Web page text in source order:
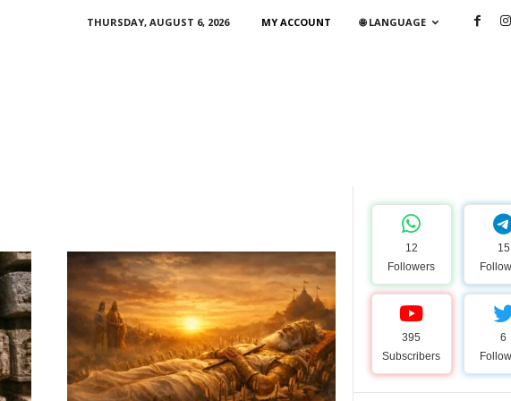
THURSDAY, AUGUST 6, 2026 MY ACCOUNT
🌐 LANGUAGE
12
Followers
15
395
Subscribers
6